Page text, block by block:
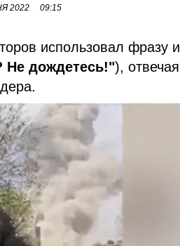
2022 09:15
использовал фразу
Не дождетесь!"),